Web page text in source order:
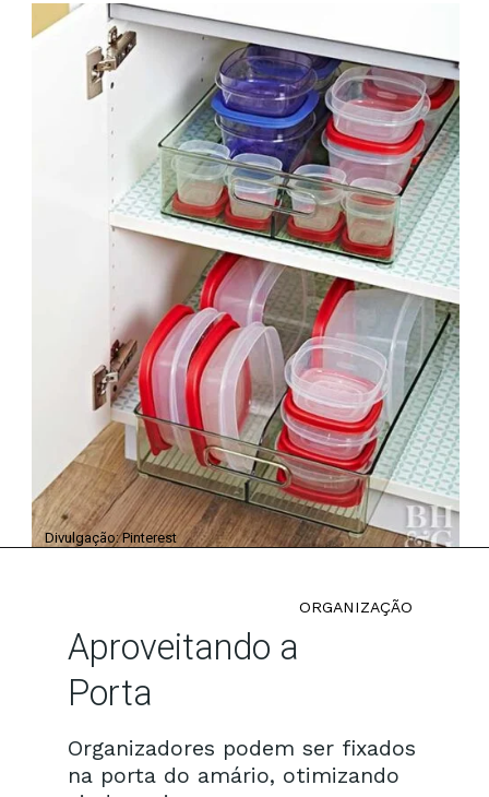
Divulgação: Pinterest
Organizadores podem ser fixados
na porta do amário, otimizando
Aproveitando a
Porta
ORGANIZAÇÃO